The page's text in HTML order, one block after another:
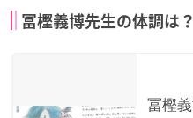
冨樫義博先生の体調は？